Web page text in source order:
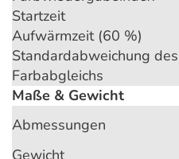
Startzeit
Aufwärmzeit (60 %)
Standardabweichung des
Farbabgleichs
Maße & Gewicht
Abmessungen
Gewicht